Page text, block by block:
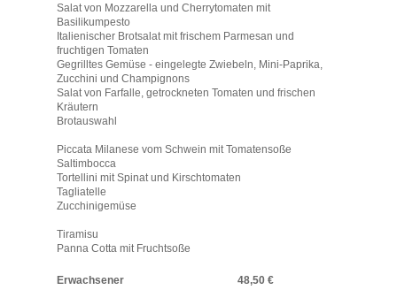
Salat von Mozzarella und Cherrytomaten mit
Basilikumpesto
Italienischer Brotsalat mit frischem Parmesan und
fruchtigen Tomaten
Gegrilltes Gemüse - eingelegte Zwiebeln, Mini-Paprika,
Zucchini und Champignons
Salat von Farfalle, getrockneten Tomaten und frischen
Kräutern
Brotauswahl
Piccata Milanese vom Schwein mit Tomatensoße
Saltimbocca
Tortellini mit Spinat und Kirschtomaten
Tagliatelle
Zucchinigemüse
Tiramisu
Panna Cotta mit Fruchtsoße
Erwachsener
48,50 €